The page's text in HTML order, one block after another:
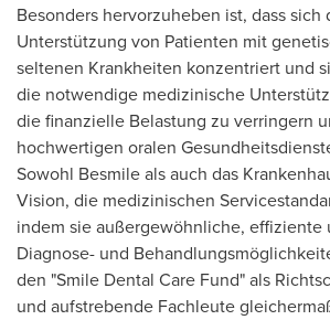
Besonders hervorzuheben ist, dass sich
Unterstützung von Patienten mit
seltenen Krankheiten konzentriert und
die notwendige medizinische
die finanzielle Belastung zu verringern
hochwertigen oralen
Sowohl Besmile als auch das
Vision, die medizinischen
indem sie außergewöhnliche, effiziente
Diagnose- und
den "Smile Dental Care Fund" als
und aufstrebende Fachleute